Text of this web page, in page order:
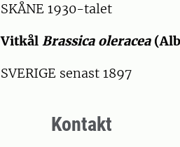
SKÅNE 1930-talet
Vitkål Brassica oleracea
SVERIGE senast 1897
Kontakt